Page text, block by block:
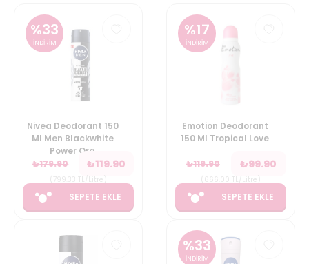
%33
İNDİRİM
Nivea Deodorant 150
Ml Men Blackwhite
Power Org
₺179.90 ₺119.90
SEPETE EKLE
%17
İNDİRİM
Emotion Deodorant
150 Ml Tropical Love
₺119.90 ₺99.90
SEPETE EKLE
%33
İNDİRİM